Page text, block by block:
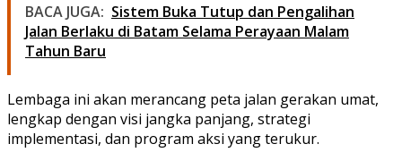
BACA JUGA: Sistem Buka Tutup dan Pengalihan
Jalan Berlaku di Batam Selama Perayaan Malam
Tahun Baru
Lembaga ini akan merancang peta jalan gerakan umat,
lengkap dengan visi jangka panjang, strategi
implementasi, dan program aksi yang terukur.